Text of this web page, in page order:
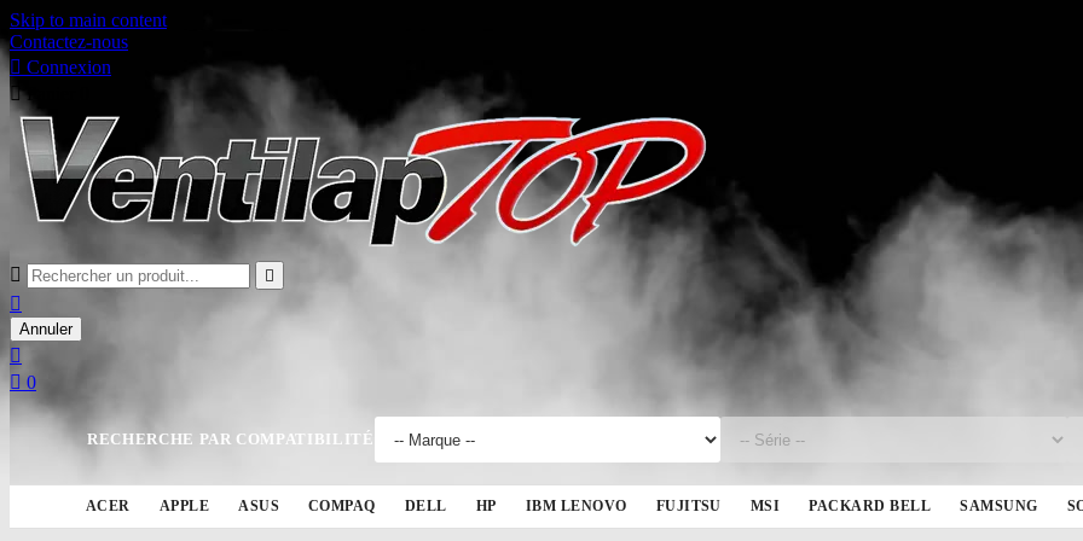
Skip to main content
Contactez-nous
 Connexion
 Panier
 

Annuler

 0
RECHERCHE PAR COMPATIBILITÉ
ACER APPLE ASUS COMPAQ DELL HP IBM LENOVO FUJITSU MSI PACKARD BELL SAMSUNG